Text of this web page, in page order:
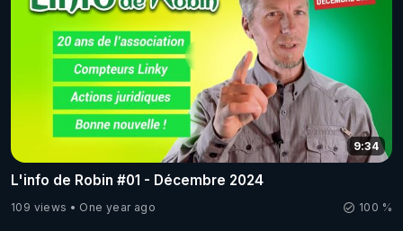
9:34
L'info de Robin #01 - Décembre 2024
109 views One year ago 100 %